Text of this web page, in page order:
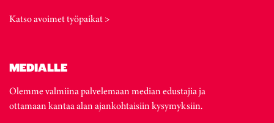
Katso avoimet työpaikat >
MEDIALLE
Olemme valmiina palvelemaan median edustajia ja
ottamaan kantaa alan ajankohtaisiin kysymyksiin.